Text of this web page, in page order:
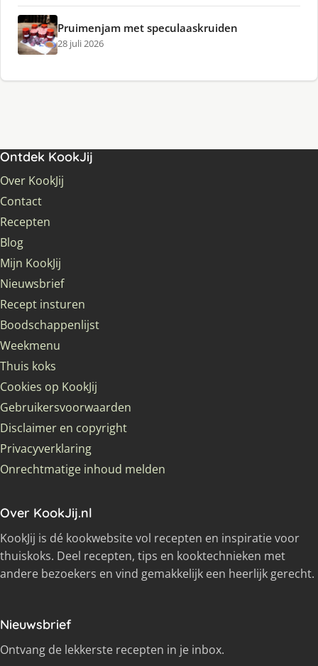
Pruimenjam met speculaaskruiden
28 juli 2026
Ontdek KookJij
Over KookJij
Contact
Recepten
Blog
Mijn KookJij
Nieuwsbrief
Recept insturen
Boodschappenlijst
Weekmenu
Thuis koks
Cookies op KookJij
Gebruikersvoorwaarden
Disclaimer en copyright
Privacyverklaring
Onrechtmatige inhoud melden
Over KookJij.nl
KookJij is dé kookwebsite vol recepten en inspiratie voor
thuiskoks. Deel recepten, tips en kooktechnieken met
andere bezoekers en vind gemakkelijk een heerlijk gerecht.
Nieuwsbrief
Ontvang de lekkerste recepten in je inbox.